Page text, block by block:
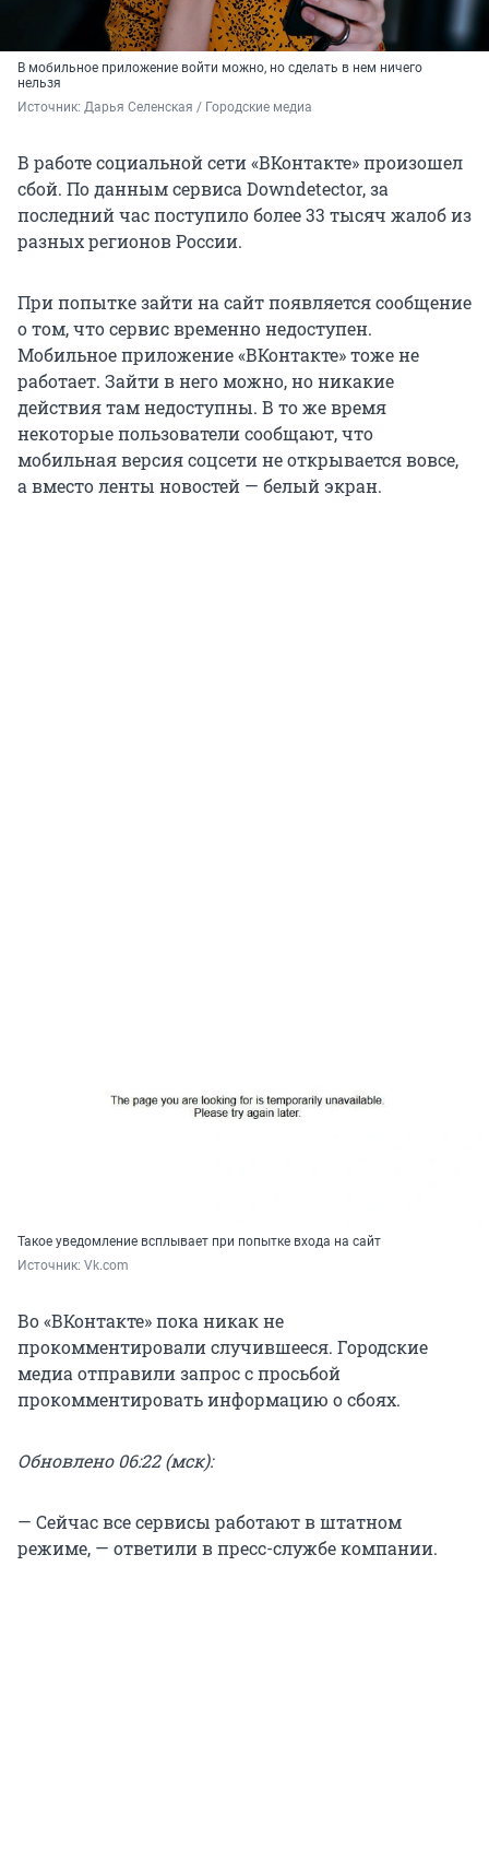
В мобильное приложение войти можно, но сделать в нем ничего
нельзя
Источник: Дарья Селенская / Городские медиа
В работе социальной сети «ВКонтакте» произошел
сбой. По данным сервиса Downdetector, за
последний час поступило более 33 тысяч жалоб из
разных регионов России.
При попытке зайти на сайт появляется сообщение
о том, что сервис временно недоступен.
Мобильное приложение «ВКонтакте» тоже не
работает. Зайти в него можно, но никакие
действия там недоступны. В то же время
некоторые пользователи сообщают, что
мобильная версия соцсети не открывается вовсе,
а вместо ленты новостей — белый экран.
Такое уведомление всплывает при попытке входа на сайт
Источник: Vk.com
Во «ВКонтакте» пока никак не
прокомментировали случившееся. Городские
медиа отправили запрос с просьбой
прокомментировать информацию о сбоях.
Обновлено 06:22 (мск):
— Сейчас все сервисы работают в штатном
режиме, — ответили в пресс-службе компании.